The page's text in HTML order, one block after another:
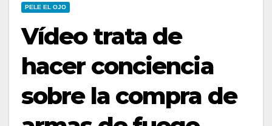
PELE EL OJO
Vídeo trata de
hacer conciencia
sobre la compra de